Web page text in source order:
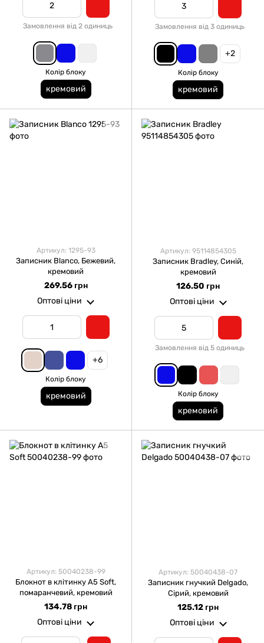
Замовлення від 2 одиниць
Колір блоку
кремовий
Замовлення від 3 одиниць
+2
Колір блоку
кремовий
Артикул: 1295-93
Записник Blanco, Бежевий,
кремовий
269.56 грн
Оптові ціни
+6
Колір блоку
кремовий
Артикул: 95114854305
Записник Bradley, Синій,
кремовий
126.50 грн
Оптові ціни
Замовлення від 5 одиниць
Колір блоку
кремовий
Артикул: 50040238-99
Блокнот в клітинку А5 Soft,
помаранчевий, кремовий
134.78 грн
Оптові ціни
Артикул: 50040438-07
Записник гнучкий Delgado,
Сірий, кремовий
125.12 грн
Оптові ціни